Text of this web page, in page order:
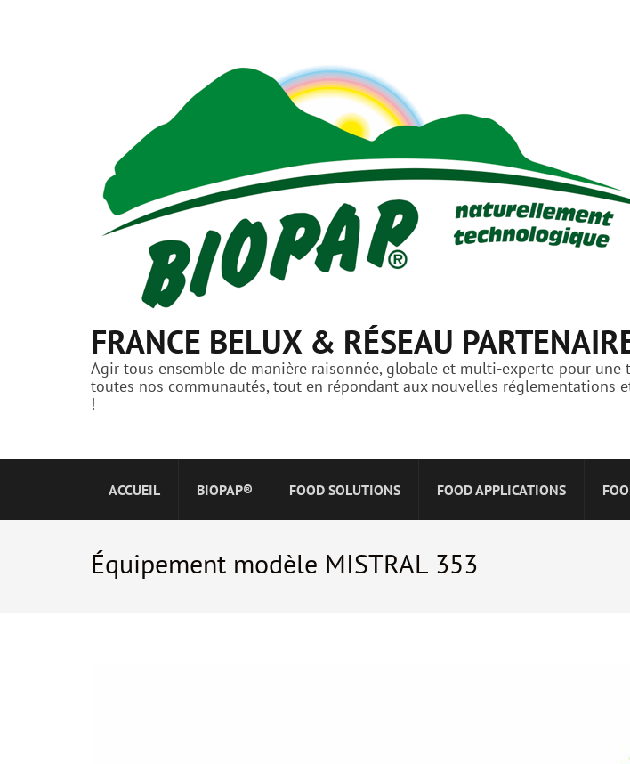
FRANCE BELUX & RÉSEAU
Agir tous ensemble de manière raisonnée, globale et multi-experte pour
toutes nos communautés, tout en répondant aux nouvelles
!
ACCUEIL BIOPAP® FOOD SOLUTIONS FOOD APPLICATIONS
Équipement modèle MISTRAL 353